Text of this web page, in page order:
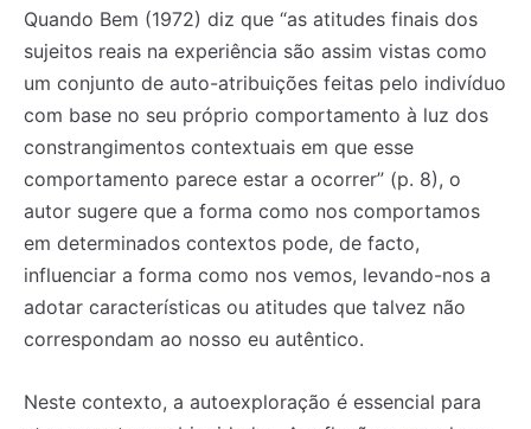
Quando Bem (1972) diz que “as atitudes finais dos
sujeitos reais na experiência são assim vistas como
um conjunto de auto-atribuições feitas pelo indivíduo
com base no seu próprio comportamento à luz dos
constrangimentos contextuais em que esse
comportamento parece estar a ocorrer” (p. 8), o
autor sugere que a forma como nos comportamos
em determinados contextos pode, de facto,
influenciar a forma como nos vemos, levando-nos a
adotar características ou atitudes que talvez não
correspondam ao nosso eu autêntico.
Neste contexto, a autoexploração é essencial para